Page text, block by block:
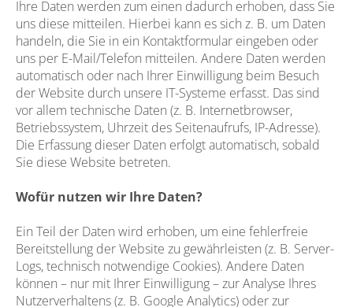
Ihre Daten werden zum einen dadurch erhoben, dass Sie
uns diese mitteilen. Hierbei kann es sich z. B. um Daten
handeln, die Sie in ein Kontaktformular eingeben oder
uns per E-Mail/Telefon mitteilen. Andere Daten werden
automatisch oder nach Ihrer Einwilligung beim Besuch
der Website durch unsere IT-Systeme erfasst. Das sind
vor allem technische Daten (z. B. Internetbrowser,
Betriebssystem, Uhrzeit des Seitenaufrufs, IP-Adresse).
Die Erfassung dieser Daten erfolgt automatisch, sobald
Sie diese Website betreten.
Wofür nutzen wir Ihre Daten?
Ein Teil der Daten wird erhoben, um eine fehlerfreie
Bereitstellung der Website zu gewährleisten (z. B. Server-
Logs, technisch notwendige Cookies). Andere Daten
können – nur mit Ihrer Einwilligung – zur Analyse Ihres
Nutzerverhaltens (z. B. Google Analytics) oder zur